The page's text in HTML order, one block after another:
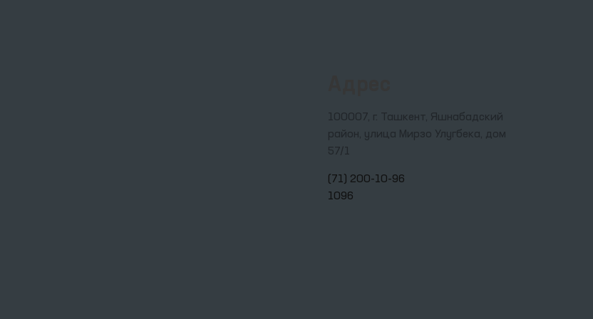
100007, г. Ташкент, Яшнабадский
район, улица Мирзо Улугбека, дом
57/1
(71) 200-10-96
1096